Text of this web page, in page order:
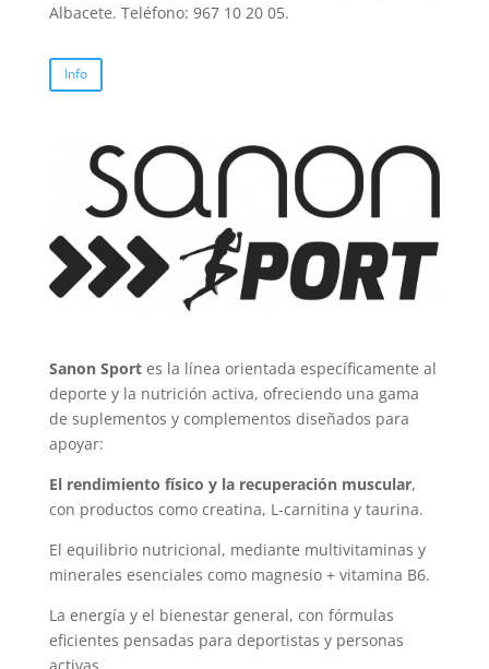
Albacete. Teléfono: 967 10 20 05.
Info
Sanon Sportes la línea orientada específicamente al
deporte y la nutrición activa, ofreciendo una gama
de suplementos y complementos diseñados para
apoyar:
El rendimiento físico y la recuperación muscular,
con productos como creatina, L-carnitina y taurina.
El equilibrio nutricional, mediante multivitaminas y
minerales esenciales como magnesio + vitamina B6.
La energía y el bienestar general, con fórmulas
eficientes pensadas para deportistas y personas